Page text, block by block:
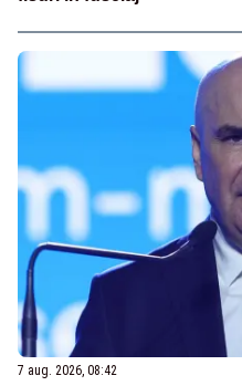
7 aug. 2026, 08:42